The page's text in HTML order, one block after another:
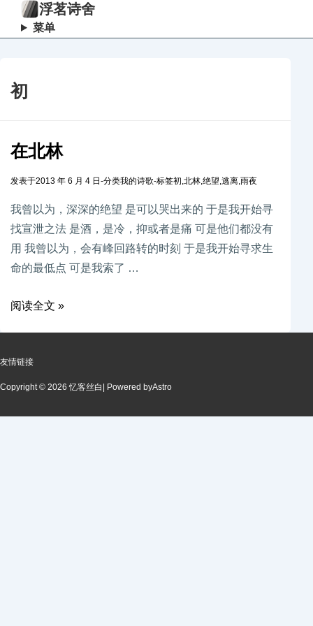
浮茗诗舍
菜单
初
在北林
发表于2013 年 6 月 4 日 -分类我的诗歌-标签初,北林,绝望,逃离,雨夜
我曾以为，深深的绝望 是可以哭出来的 于是我开始寻
找宣泄之法 是酒，是冷，抑或者是痛 可是他们都没有
用 我曾以为，会有峰回路转的时刻 于是我开始寻求生
命的最低点 可是我索了 …
阅读全文 »
友情链接
Copyright © 2026 忆客丝白 | Powered byAstro